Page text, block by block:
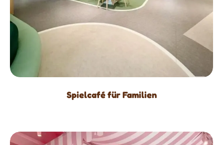
Spielcafé für Familien